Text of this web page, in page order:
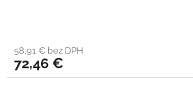
58,91 € bez DPH
72,46 €